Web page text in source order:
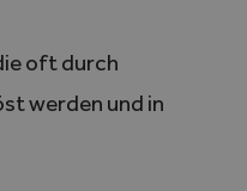
oft durch
werden und in